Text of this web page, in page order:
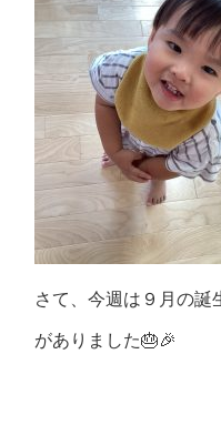
さて、今週は９月の誕
がありました🎂🎉